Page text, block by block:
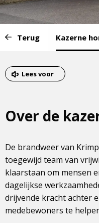
van
menu:
Terug Kazerne
van
het
Lees voor
Over de
De brandweer van
toegewijd team van
klaarstaan om mensen
dagelijkse
drijvende kracht achter
medebewoners te